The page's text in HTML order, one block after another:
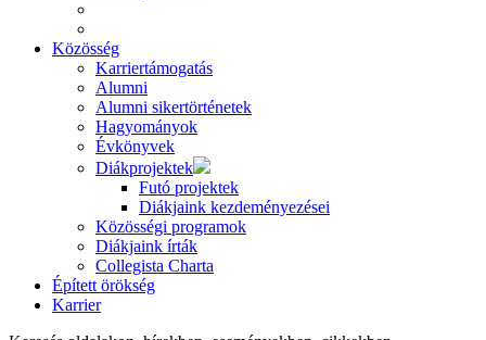
Közösség
Karriertámogatás
Alumni
Alumni sikertörténetek
Hagyományok
Évkönyvek
Diákprojektek
Futó projektek
Diákjaink kezdeményezései
Közösségi programok
Diákjaink írták
Collegista Charta
Épített örökség
Karrier